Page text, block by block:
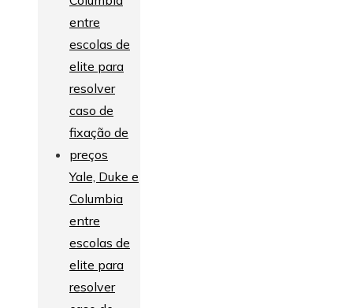
Yale, Duke e
Columbia
entre
escolas de
elite para
resolver